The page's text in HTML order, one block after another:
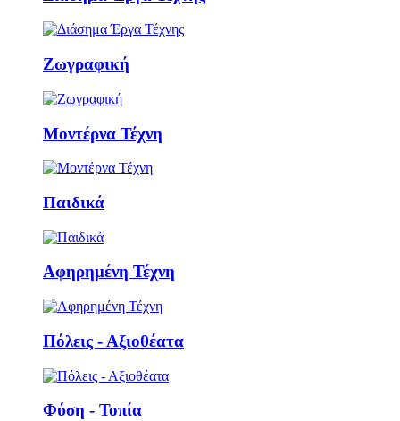
Ζωγραφική
Μοντέρνα Τέχνη
Παιδικά
Αφηρημένη Τέχνη
Πόλεις - Αξιοθέατα
Φύση - Τοπία